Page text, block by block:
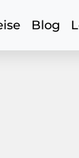
Blog